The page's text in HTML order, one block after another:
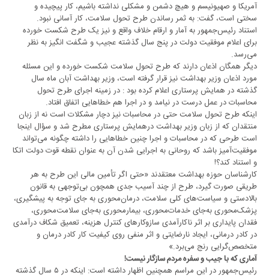
آمریکا و صهیونیسم و هیچ دشمن و مشکلی نداشته باشیم، کار پیچیده و
سختی است، گفت: به ثمر رساندن طرح تحول سلامت، کار آسانی نبود.
استناد رئیس‌جمهور به آمار و ارقام خلاف واقع و نیز یک طرح شکست خورده
برای اعلام موفقیت دولت در پنج سال گذشته عجیب و شگفت انگیز به نظر
می‌رسد.
دیگر همگان اذعان دارند که طرح تحول سلامت شکست خورده و این مسئله
مورد اذعان وزیر بهداشت نیز قرار گرفته است، وزیر بهداشت آبان ماه سال
گذشته در همایش پرستاری اعلام کرده بود : در زمینه اجرای طرح تحول
محاسبات در عمل درست در نیامد و در اجرا هم خطاهایی اتفاق افتاد.
اینکه طرح تحول سلامت حتی در محاسبات نیز دچار مشکلات است نه از زبان
منتقدان که از زبان وزیر بهداشت درهمایش پرستاری مطرح شد و سؤال اینجا
است طرحی که در محاسبات و اجرا چنین خطاهایی را داشته چگونه می‌تواند
موفقیت‌آمیز باشد که روحانی به اجرایی شدن آن به عنوان نقطه قوت دولت اتکا
و استناد کند؟!
کارشناسان حوزه بهداشت معتقدند «‌حتی اگر تأمین مالی این طرح به هر
طریقی صورت گیرد، طرح از چند آسیب‌ جدی همچون بی‌توجهی به قانون
بالادستی و سیاست‌های کلی سلامت، درمان‌محوری به جای توجه به پیشگیری،
پزشک‌محوری‌ به‌جای‌ خدمات‌محوری، بیمارمحوری به‌جای سلامت‌محوری،
فقدان پایداری بر اثر ناکارآمدی سازوکارهای کنترل هزینه، تعمیق شکاف درآمدی
در کادر درمانی، ایجاد نارضایتی و اثر منفی روی کیفیت کار کادر درمان و
متخصص‌گرایی رنج می‌برد.»
آماری که با جیب و سفره مردم سازگار نیست!
رئیس‌جمهور در این مراسم همچنین اظهار داشته است: اینکه در ۵ سال گذشته